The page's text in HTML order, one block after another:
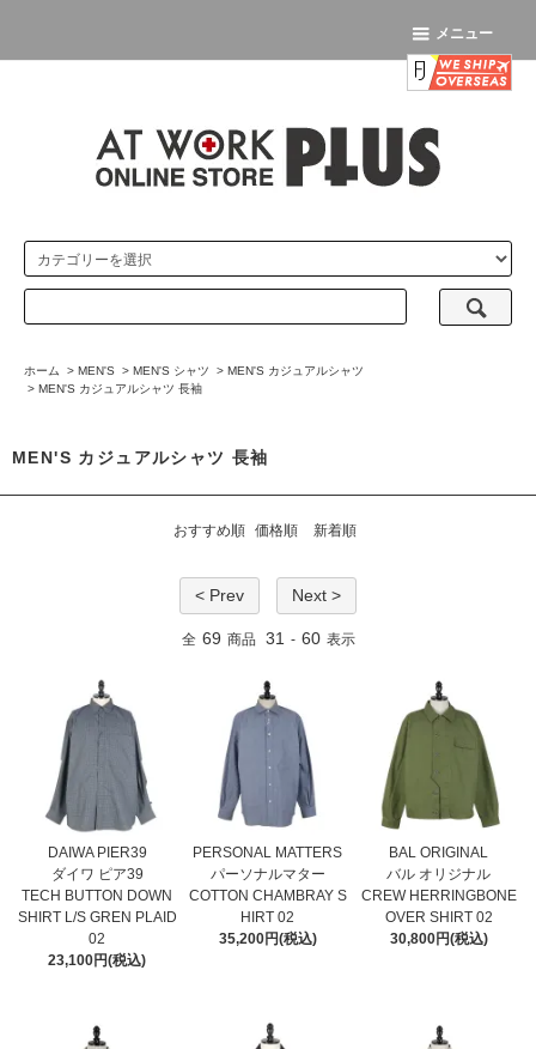
メニュー
ホーム > MEN'S > MEN'S シャツ > MEN'S カジュアルシャツ
> MEN'S カジュアルシャツ 長袖
MEN'S カジュアルシャツ 長袖
おすすめ順 価格順 新着順
< Prev Next >
全 69 商品 31 - 60 表示
DAIWA PIER39
ダイワ ピア39
TECH BUTTON DOWN
SHIRT L/S GREN PLAID
02
23,100円(税込)
PERSONAL MATTERS
パーソナルマター
COTTON CHAMBRAY S
HIRT 02
35,200円(税込)
BAL ORIGINAL
バル オリジナル
CREW HERRINGBONE
OVER SHIRT 02
30,800円(税込)